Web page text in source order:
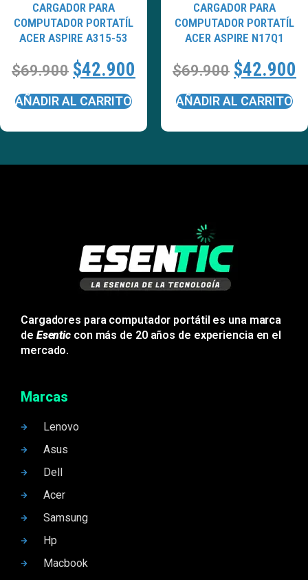
CARGADOR PARA
COMPUTADOR PORTATÍL
ACER ASPIRE A315-53
$69.900 $42.900
AÑADIR AL CARRITO
CARGADOR PARA
COMPUTADOR PORTATÍL
ACER ASPIRE N17Q1
$69.900 $42.900
AÑADIR AL CARRITO
Cargadores para computador portátil es una marca
de Esentic con más de 20 años de experiencia en el
mercado.
Marcas
Lenovo
Asus
Dell
Acer
Samsung
Hp
Macbook